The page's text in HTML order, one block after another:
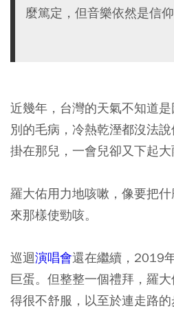
麼篤定，但音樂依然是信仰
近幾年，台灣的天氣不知道
別的毛病，冷熱乾溼都沒法
掛在那兒，一會兒卻又下起大
羅大佑用力地咳嗽，像要把
來那樣使勁咳。
巡迴演唱會還在繼續，2019
巨蛋。但整整一個禮拜，羅
得很不舒服，以至於連走路